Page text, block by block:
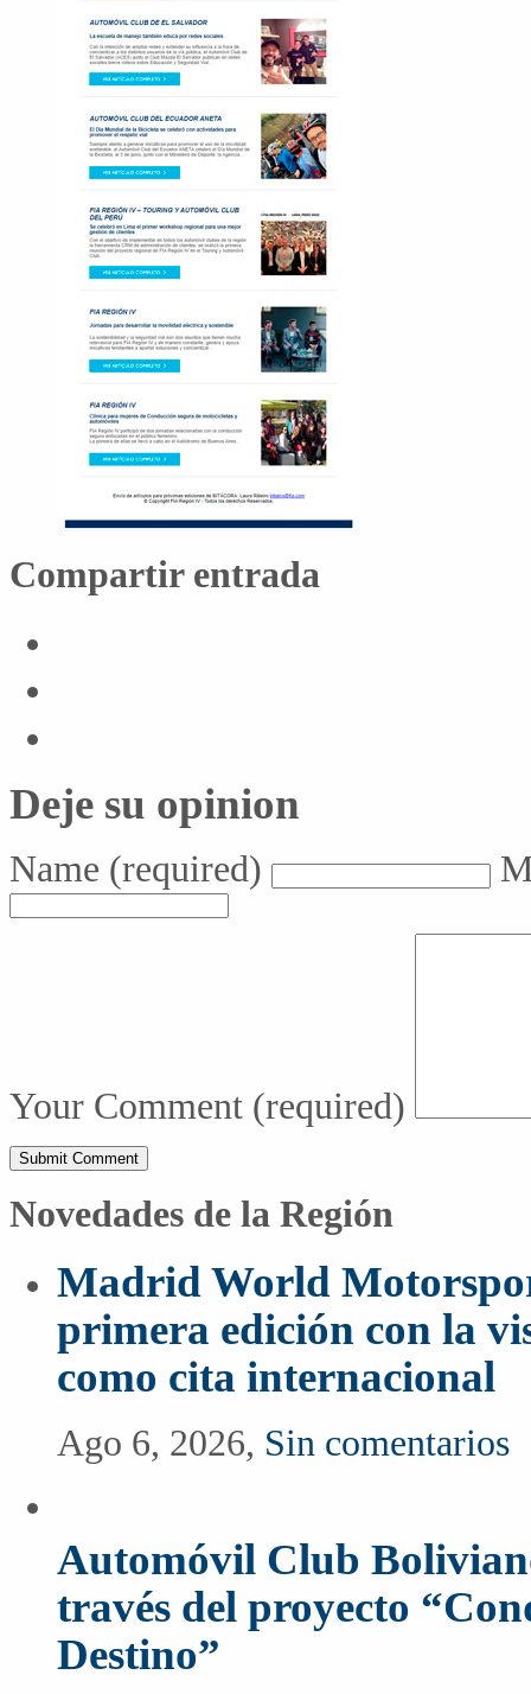
Compartir entrada
Deje su opinion
Name (required)
Your Comment (required)
Novedades de la Región
Madrid World
primera edición con la
como cita internacional
Ago 6, 2026, Sin comentarios
Automóvil Club
través del proyecto
Destino”